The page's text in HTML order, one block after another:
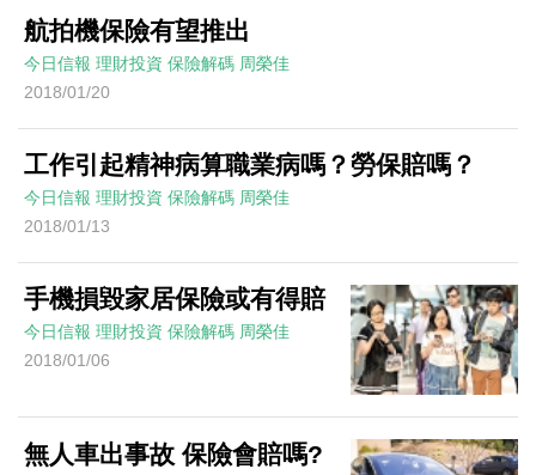
航拍機保險有望推出
今日信報 理財投資 保險解碼 周榮佳
2018/01/20
工作引起精神病算職業病嗎？勞保賠嗎？
今日信報 理財投資 保險解碼 周榮佳
2018/01/13
手機損毀家居保險或有得賠
今日信報 理財投資 保險解碼 周榮佳
2018/01/06
無人車出事故 保險會賠嗎?